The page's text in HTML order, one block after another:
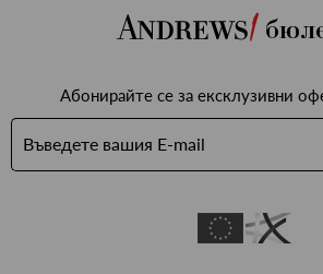
Абонирайте се за ексклузивни